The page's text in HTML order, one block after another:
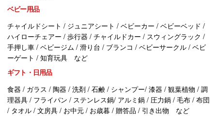
ベビー用品
チャイルドシート / ジュニアシート / ベビーカー / ベビーベッド /
ハイローチェアー / 歩行器 / チャイルドカー / スウィングラック /
手押し車 / ベビージム / 滑り台 / ブランコ / ベビーサークル / ベビ
ーゲート / 知育玩具 など
ギフト・日用品
食器 / ガラス / 陶器 / 洗剤 / 石鹸 / シャンプー/ 漆器 / 観葉植物 / 調
理器具 / フライパン / ステンレス鍋/ アルミ鍋 / 圧力鍋 / 毛布 / 布団
/ タオル / 文房具 / お中元 / お歳暮 / 贈答品 / 引き出物 など